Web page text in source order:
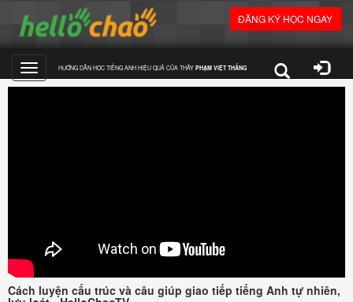
ĐĂNG KÝ HỌC NGAY
Toggle
HƯỚNG DẪN HỌC TIẾNG ANH HIỆU QUẢ CỦA THẦY PHẠM VIỆT THẮNG
Cách luyện cấu trúc và câu giúp giao tiếp tiếng Anh tự nhiên,